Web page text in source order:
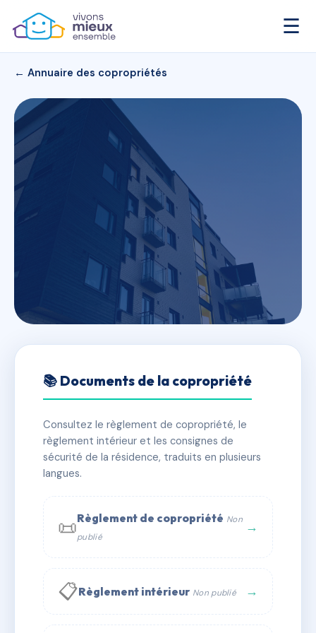
☰
← Annuaire des copropriétés
11 BD HENRI BOULLE
✓ Immatriculée 🏠 6 lots 🏗 1 bâtiment(s)
📞 Contacter Syndic Digital
📚 Documents de la copropriété
Consultez le règlement de copropriété, le
règlement intérieur et les consignes de
sécurité de la résidence, traduits en plusieurs
langues.
📜Règlement de copropriété Non
publié
→
📋Règlement intérieur Non publié →